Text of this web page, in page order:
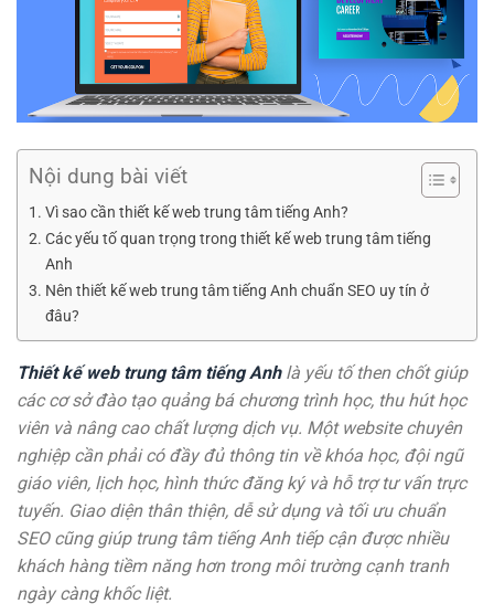
Nội dung bài viết
Vì sao cần thiết kế web trung tâm tiếng Anh?
Các yếu tố quan trọng trong thiết kế web trung tâm tiếng
Anh
Nên thiết kế web trung tâm tiếng Anh chuẩn SEO uy tín ở
đâu?
Thiết kế web trung tâm tiếng Anhlà yếu tố then chốt giúp
các cơ sở đào tạo quảng bá chương trình học, thu hút học
viên và nâng cao chất lượng dịch vụ. Một website chuyên
nghiệp cần phải có đầy đủ thông tin về khóa học, đội ngũ
giáo viên, lịch học, hình thức đăng ký và hỗ trợ tư vấn trực
tuyến. Giao diện thân thiện, dễ sử dụng và tối ưu chuẩn
SEO cũng giúp trung tâm tiếng Anh tiếp cận được nhiều
khách hàng tiềm năng hơn trong môi trường cạnh tranh
ngày càng khốc liệt.